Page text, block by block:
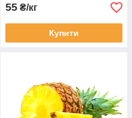
55 ₴/кг
Купити